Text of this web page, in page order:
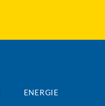
ENERGIE